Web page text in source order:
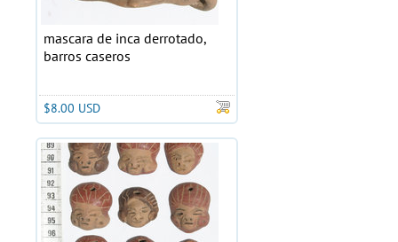
mascara de inca derrotado,
barros caseros
$8.00 USD